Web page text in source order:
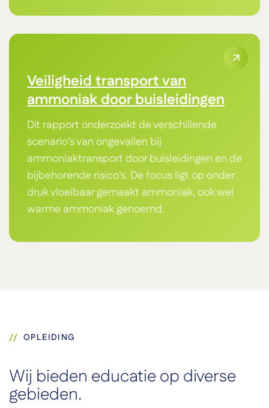
Veiligheid transport van
ammoniak door buisleidingen
Dit rapport onderzoekt de verschillende
scenario’s van ongevallen bij
ammoniaktransport door buisleidingen en de
bijbehorende risico’s. De focus ligt op onder
druk vloeibaar gemaakt ammoniak, ook wel
warme ammoniak genoemd.
OPLEIDING
Wij bieden educatie op diverse
gebieden.